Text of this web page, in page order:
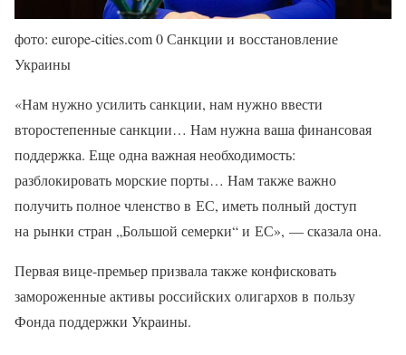
фото: europe-cities.com 0 Санкции и восстановление
Украины
«Нам нужно усилить санкции, нам нужно ввести
второстепенные санкции… Нам нужна ваша финансовая
поддержка. Еще одна важная необходимость:
разблокировать морские порты… Нам также важно
получить полное членство в ЕС, иметь полный доступ
на рынки стран „Большой семерки“ и ЕС», — сказала она.
Первая вице-премьер призвала также конфисковать
замороженные активы российских олигархов в пользу
Фонда поддержки Украины.